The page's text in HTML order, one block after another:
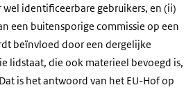
identificeerbare gebruikers, en (ii)
een buitensporige commissie op een
beïnvloed door een dergelijke
lidstaat, die ook materieel bevoegd is,
is het antwoord van het EU-Hof op